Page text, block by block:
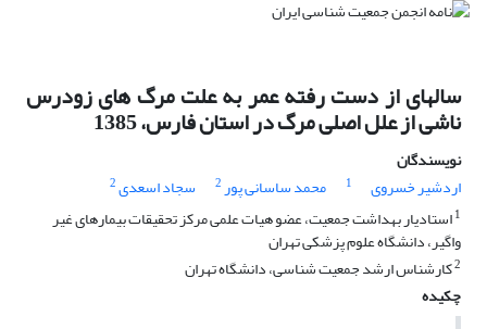
سالهای از دست رفته عمر به علت مرگ های زودرس
ناشی از علل اصلی مرگ در استان فارس، 1385
نویسندگان
اردشیر خسروی
1 محمد ساسانی پور2 سجاد اسعدی2
1استادیار بهداشت جمعیت، عضو هیات علمی مرکز تحقیقات بیمارهای غیر
واگیر، دانشگاه علوم پزشکی تهران
2کارشناس ارشد جمعیت شناسی، دانشگاه تهران
چکیده